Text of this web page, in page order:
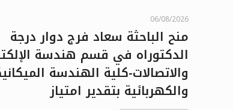
06/08/2026
منح الباحثة سعاد فرج دوار درجة
الدكتوراه في قسم هندسة
والاتصالات-كلية الهندسة
والكهربائية بتقدير امتياز